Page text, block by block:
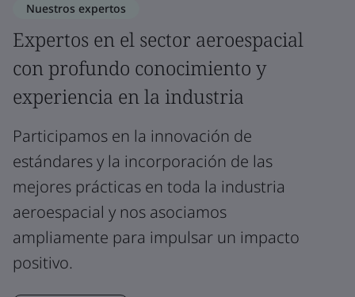
Nuestros expertos
Expertos en el sector aeroespacial
con profundo conocimiento y
experiencia en la industria
Participamos en la innovación de
estándares y la incorporación de las
mejores prácticas en toda la industria
aeroespacial y nos asociamos
ampliamente para impulsar un impacto
positivo.